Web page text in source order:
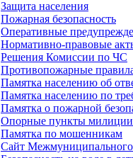
Защита населения
Пожарная безопасность
Оперативные
Нормативно-правовые
Решения Комиссии по ЧС
Противопожарные
Памятка населению об
Памятка населению по
Памятка о пожарной
Опорные пункты милиции
Памятка по мошенникам
Сайт